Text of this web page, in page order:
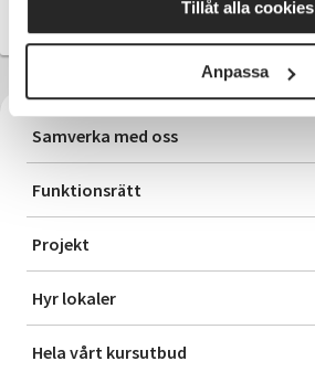
Tillåt alla cookies
Anpassa
Samverka med oss
Funktionsrätt
Projekt
Hyr lokaler
Hela vårt kursutbud